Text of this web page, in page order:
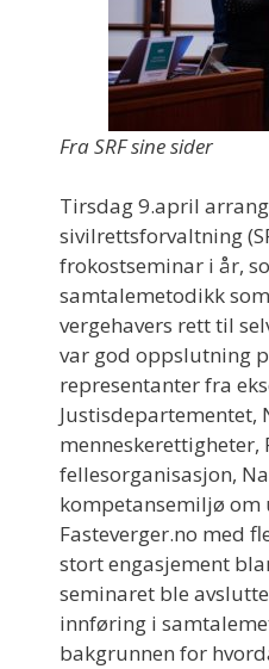
Fra SRF sine sider
Tirsdag 9.april
sivilrettsforvaltning
frokostseminar i år,
samtalemetodikk
vergehavers rett til
var god oppslutning
representanter fra
Justisdepartementet,
menneskerettigheter,
fellesorganisasjon,
kompetansemiljø
Fasteverger.no med
stort engasjement
seminaret ble
innføring i
bakgrunnen for